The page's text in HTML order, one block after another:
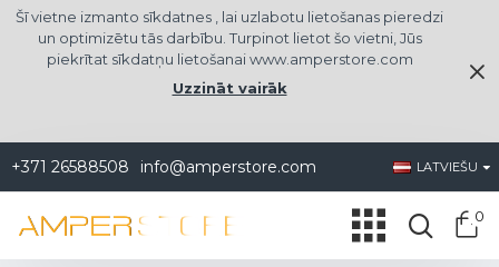
Šī vietne izmanto sīkdatnes , lai uzlabotu lietošanas pieredzi
un optimizētu tās darbību. Turpinot lietot šo vietni, Jūs
piekrītat sīkdatņu lietošanai www.amperstore.com
Uzzināt vairāk
+371 26588508 info@amperstore.com LATVIEŠU
0